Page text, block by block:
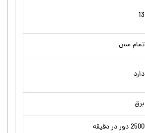
13
تمام مس
دارد
برق
2500 دور در دقیقه